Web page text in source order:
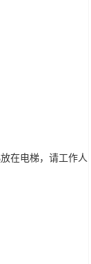
在电梯，请工作人